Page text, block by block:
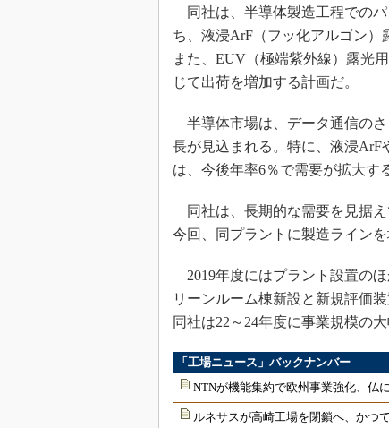
同社は、半導体製造工程でのパ
ち、液浸ArF（フッ化アルゴン）
また、EUV（極端紫外線）露光
じて出荷を増加する計画だ。
半導体市場は、データ通信の
長が見込まれる。特に、液浸ArF
は、今後年率6％で需要が拡大す
同社は、長期的な需要を見据え
今回、同プラントに製造ライン
2019年度にはプラント設置の
リーンルーム棟新設と新規評価
同社は22～24年度に事業規模の大
「工場ニュース」バックナンバー
NTNが機能集約で欧州事業強化、仏
ルネサスが高崎工場を閉鎖へ、かつ